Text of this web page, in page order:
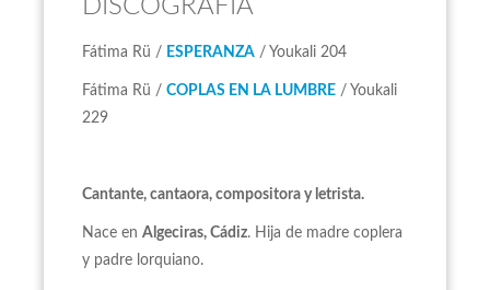
DISCOGRAFÍA
Fátima Rü / ESPERANZA / Youkali 204
Fátima Rü / COPLAS EN LA LUMBRE / Youkali
229
Cantante, cantaora, compositora y letrista.
Nace en Algeciras, Cádiz. Hija de madre coplera
y padre lorquiano.